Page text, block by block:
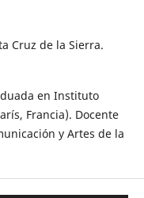
Cruz de la Sierra.
en Instituto
Francia). Docente
y Artes de la